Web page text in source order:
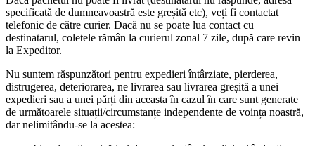
specificată de dumneavoastră este greșită etc), veți fi contactat
telefonic de către curier. Dacă nu se poate lua contact cu
destinatarul, coletele rămân la curierul zonal 7 zile, după care revin
la Expeditor.
Nu suntem răspunzători pentru expedieri întârziate, pierderea,
distrugerea, deteriorarea, ne livrarea sau livrarea greșită a unei
expedieri sau a unei părți din aceasta în cazul în care sunt generate
de următoarele situații/circumstanțe independente de voința noastră,
dar nelimitându-se la acestea: